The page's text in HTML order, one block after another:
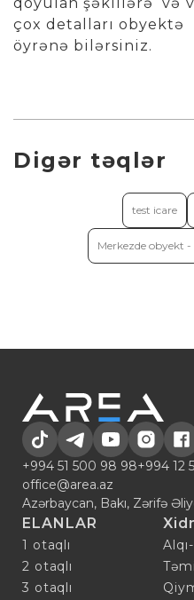
çox detalları obyektə
öyrənə bilərsiniz.
Digər təqlər
test icare
Merkezde obyekt -
+994 51 500 98 98+994 12
office@area.az
Azərbaycan, Bakı, Zərifə
ELANLAR
1 otaqlı
2 otaqlı
3 otaqlı